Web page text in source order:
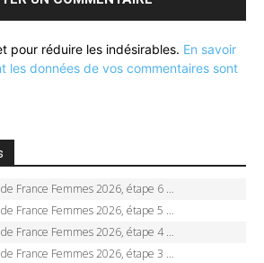
pour réduire les indésirables. En savoir
les données de vos commentaires sont
Femmes 2026, étape 6 – Kim Le Court-Pienaar gagne à Tournon, Reusser en jaune
2026, étape 5 – Demi Vollering gagne à Belleville, Reusser en jaune, Ferrand-Prévot coule
Femmes 2026, étape 4 – Marlen Reusser écrase le chrono, Ferrand-Prévot en crise
Femmes 2026, étape 3 – Sigrid Haugset en solitaire, 88 km d’échappée, maillot jaune